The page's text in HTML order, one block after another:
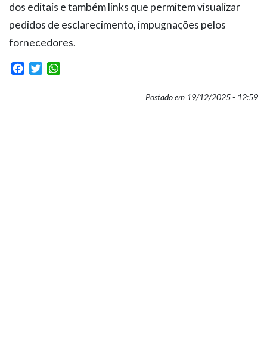
dos editais e também links que permitem visualizar
pedidos de esclarecimento, impugnações pelos
fornecedores.
Facebook
Twitter
Postado em 19/12/2025 - 12:59